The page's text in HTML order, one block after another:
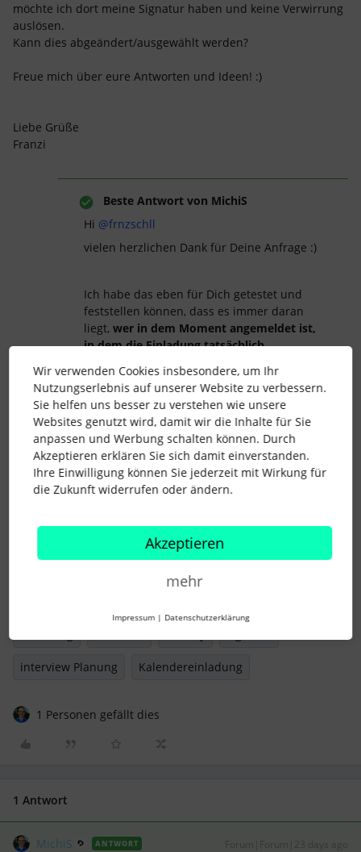
möchte ich dort meine Signatur haben und keine Verwirrung
auslösen.
Kann dies abgeändert/ausgewählt werden?
Freue mich über eure Antworten und Ideen! :)
Liebe Grüße
Franzi
Beste Antwort von MichiS
Hi ​ @frnzschll
vielen herzlichen Dank für Deine Anfrage :)
Ich habe das eben für Dich getestet und
feststellen können, dass es immer daran
liegt, wer in dem Moment angemeldet ist,
in dem die Einladung tatsächlich
der Signatur der Einladung genannt wird
(das könnte somit theoretisch auch eine
völlig unbeteiligte Person sein).
Reiche somit gerne ein Ticket
überSupportbei uns ein und wir
überprüfen das Verhalten in der Tiefe.
wo das Verhalten so aufgetreten ist.
Dankeschön und ein sonniges Wochenende
:)
interview Planung Kalendereinladung
1 Personen gefällt dies
1 Antwort
MichiS ANTWORT
Wir verwenden Cookies insbesondere, um Ihr
Nutzungserlebnis auf unserer Website zu verbessern.
Sie helfen uns besser zu verstehen wie unsere
Websites genutzt wird, damit wir die Inhalte für Sie
anpassen und Werbung schalten können. Durch
Akzeptieren erklären Sie sich damit einverstanden.
Ihre Einwilligung können Sie jederzeit mit Wirkung für
die Zukunft widerrufen oder ändern.
Akzeptieren
mehr
Impressum | Datenschutzerklärung